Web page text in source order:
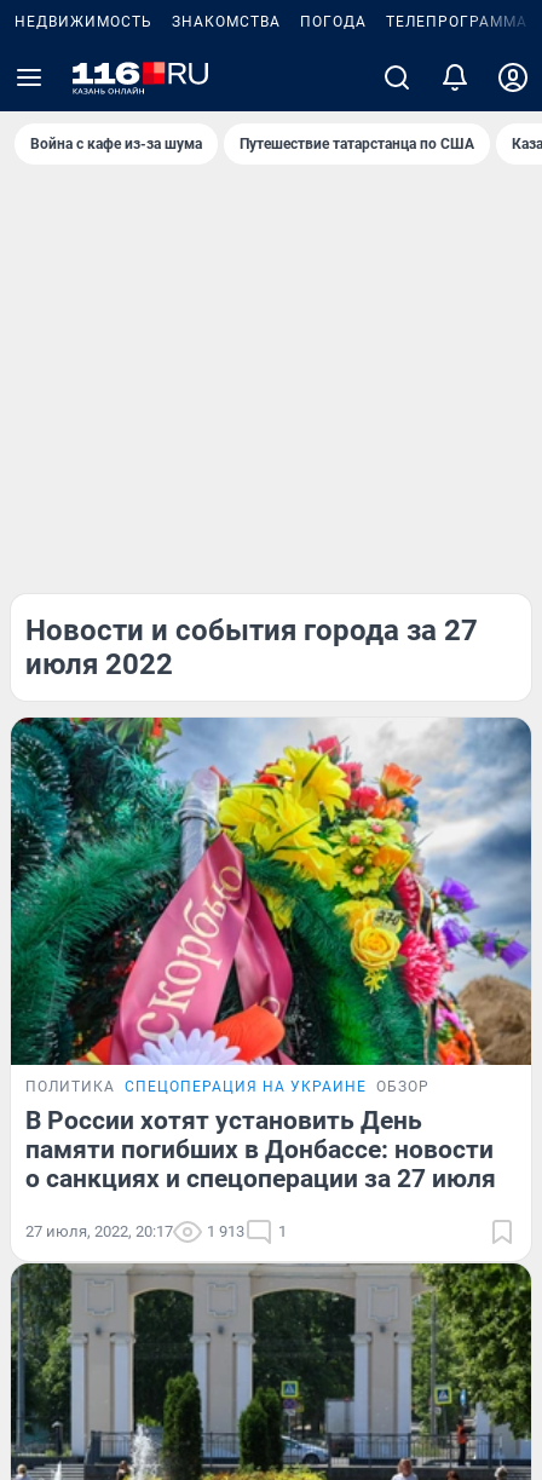
НЕДВИЖИМОСТЬ ЗНАКОМСТВА ПОГОДА ТЕЛЕПРОГРАММА
Война с кафе из-за шума Путешествие татарстанца по США
Новости и события города за 27
июля 2022
ПОЛИТИКА СПЕЦОПЕРАЦИЯ НА УКРАИНЕ ОБЗОР
В России хотят установить День
памяти погибших в Донбассе: новости
о санкциях и спецоперации за 27 июля
27 июля, 2022, 20:17 1 913 1